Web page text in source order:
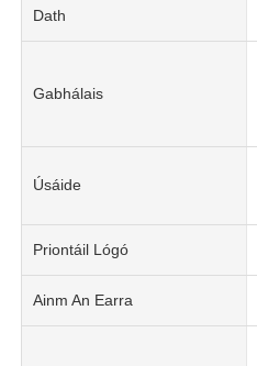
Dath
Gabhálais
Úsáide
Priontáil Lógó
Ainm An Earra